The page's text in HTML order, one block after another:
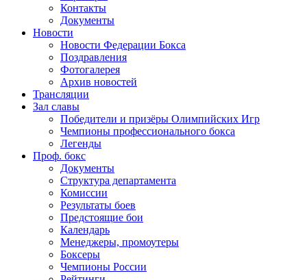
Контакты
Документы
Новости
Новости Федерации Бокса
Поздравления
Фотогалерея
Архив новостей
Трансляции
Зал славы
Победители и призёры Олимпийских Игр
Чемпионы профессионального бокса
Легенды
Проф. бокс
Документы
Структура департамента
Комиссии
Результаты боев
Предстоящие бои
Календарь
Менеджеры, промоутеры
Боксеры
Чемпионы России